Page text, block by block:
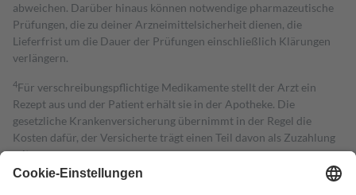
abweichen. Darüber hinaus können notwendige pharmazeutische
Prüfungen, die zu deiner Arzneimittelsicherheit dienen, die
Lieferfrist um die Dauer der Prüfungen einschließlich Klärungen
verlängern.
4Für verschreibungspflichtige Medikamente stellt der Arzt ein
Rezept aus und der Patient erhält sie in der Apotheke. Die
gesetzliche Krankenversicherung übernimmt in der Regel die
Kosten dafür, der Versicherte trägt einen Teil davon als Zuzahlung
mit.
Grundsätzlich leisten Mitglieder Zuzahlungen in Höhe von zehn